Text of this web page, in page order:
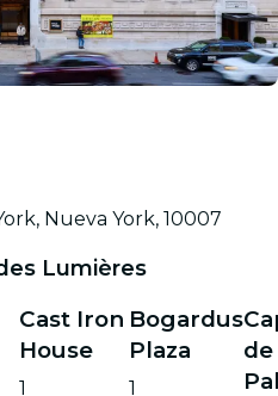
Nueva York, 10007
Lumières
Cast Iron
House
1
Bogardus
Plaza
1
de